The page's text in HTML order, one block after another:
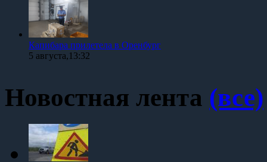
Капибара прилетела в Оренбург
5 августа,13:32
Новостная лента (все)